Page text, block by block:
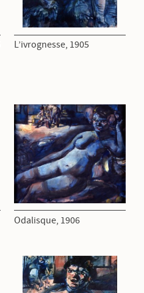
L’ivrognesse, 1905
Odalisque, 1906